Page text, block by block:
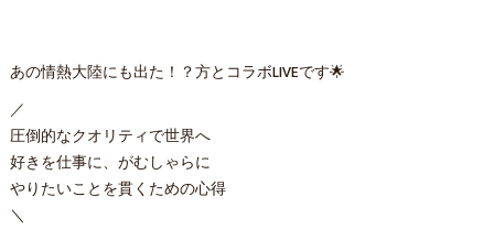
あの情熱大陸にも出た！？方とコラボLIVEです🌟
／
圧倒的なクオリティで世界へ
好きを仕事に、がむしゃらに
やりたいことを貫くための心得
＼